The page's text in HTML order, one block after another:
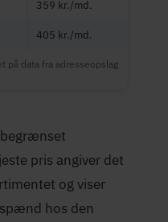
359 kr./md.
405 kr./md.
på data fra adresseopslag
pris angiver det
og viser
hos den